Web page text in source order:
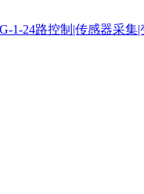
1-24路控制|传感器采集